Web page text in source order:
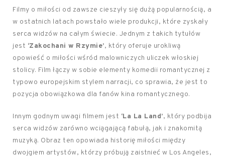
Filmy o miłości od zawsze cieszyły się dużą popularnością, a
w ostatnich latach powstało wiele produkcji, które zyskały
serca widzów na całym świecie. Jednym z takich tytułów
jest ‘Zakochani w Rzymie’, który oferuje urokliwą
opowieść o miłości wśród malowniczych uliczek włoskiej
stolicy. Film łączy w sobie elementy komedii romantycznej z
typowo europejskim stylem narracji, co sprawia, że jest to
pozycja obowiązkowa dla fanów kina romantycznego.
Innym godnym uwagi filmem jest ‘La La Land’, który podbija
serca widzów zarówno wciągającą fabułą, jak i znakomitą
muzyką. Obraz ten opowiada historię miłości między
dwojgiem artystów, którzy próbują zaistnieć w Los Angeles,